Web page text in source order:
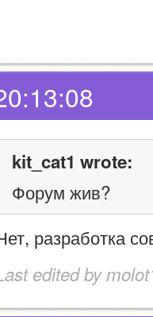
kit_cat1 wrote:
Форум жив?
разработка
edited by